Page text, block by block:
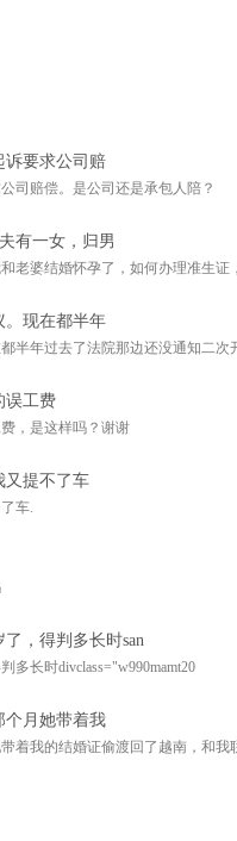
诉要求公司赔
司赔偿。是公司还是承包人陪？
有一女，归男
老婆结婚怀孕了，如何办理准生证
。现在都半年
半年过去了法院那边还没通知二次
误工费
，是这样吗？谢谢
又提不了车
车.
，得判多长时san
多长时divclass="w990mamt20
个月她带着我
着我的结婚证偷渡回了越南，和我